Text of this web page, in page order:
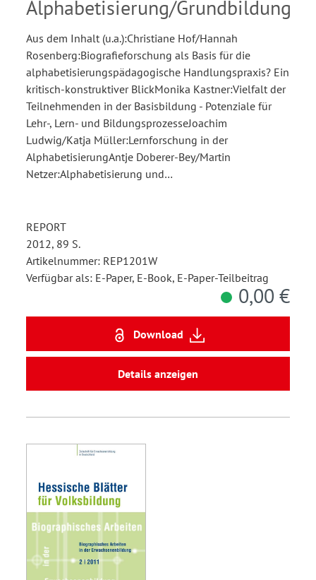
Alphabetisierung/Grundbildung
Aus dem Inhalt (u.a.):Christiane Hof/Hannah
Rosenberg:Biografieforschung als Basis für die
alphabetisierungspädagogische Handlungspraxis? Ein
kritisch-konstruktiver BlickMonika Kastner:Vielfalt der
Teilnehmenden in der Basisbildung - Potenziale für
Lehr-, Lern- und BildungsprozesseJoachim
Ludwig/Katja Müller:Lernforschung in der
AlphabetisierungAntje Doberer-Bey/Martin
Netzer:Alphabetisierung und…
REPORT
2012, 89 S.
Artikelnummer: REP1201W
Verfügbar als: E-Paper, E-Book, E-Paper-Teilbeitrag
0,00 €
Download
Details anzeigen